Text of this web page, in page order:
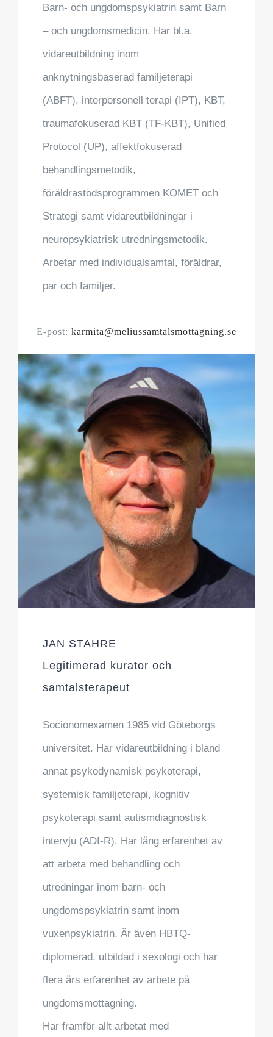
Barn- och ungdomspsykiatrin samt Barn
– och ungdomsmedicin. Har bl.a.
vidareutbildning inom
anknytningsbaserad familjeterapi
(ABFT), interpersonell terapi (IPT), KBT,
traumafokuserad KBT (TF-KBT), Unified
Protocol (UP), affektfokuserad
behandlingsmetodik,
föräldrastödsprogrammen KOMET och
Strategi samt vidareutbildningar i
neuropsykiatrisk utredningsmetodik.
Arbetar med individualsamtal, föräldrar,
par och familjer.
E-post: karmita@meliussamtalsmottagning.se
JAN STAHRE
Legitimerad kurator och
samtalsterapeut
Socionomexamen 1985 vid Göteborgs
universitet. Har vidareutbildning i bland
annat psykodynamisk psykoterapi,
systemisk familjeterapi, kognitiv
psykoterapi samt autismdiagnostisk
intervju (ADI-R). Har lång erfarenhet av
att arbeta med behandling och
utredningar inom barn- och
ungdomspsykiatrin samt inom
vuxenpsykiatrin. Är även HBTQ-
diplomerad, utbildad i sexologi och har
flera års erfarenhet av arbete på
ungdomsmottagning.
Har framför allt arbetat med